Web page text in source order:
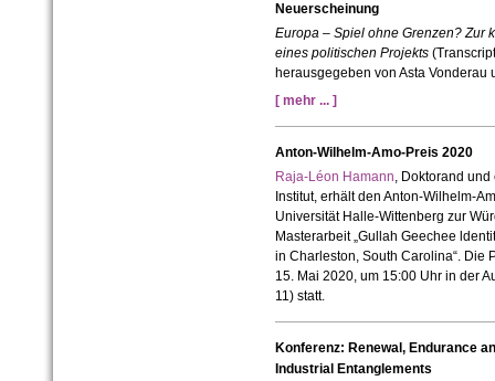
Neuerscheinung
Europa – Spiel ohne Grenzen? Zur
eines politischen Projekts
herausgegeben von Asta Vonderau
[ mehr ... ]
Anton-Wilhelm-Amo-Preis 2020
Raja-Léon Hamann, Doktorand
Institut, erhält den Anton-Wilhelm-
Universität Halle-Wittenberg zur
Masterarbeit „Gullah Geechee
in Charleston, South Carolina“. Die
15. Mai 2020, um 15:00 Uhr in der
11) statt.
Konferenz: Renewal, Endurance
Industrial Entanglements